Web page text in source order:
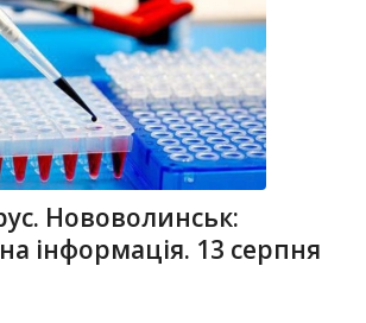
Нововолинськ:
інформація. 13 серпня